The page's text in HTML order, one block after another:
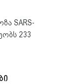
SARS-
233